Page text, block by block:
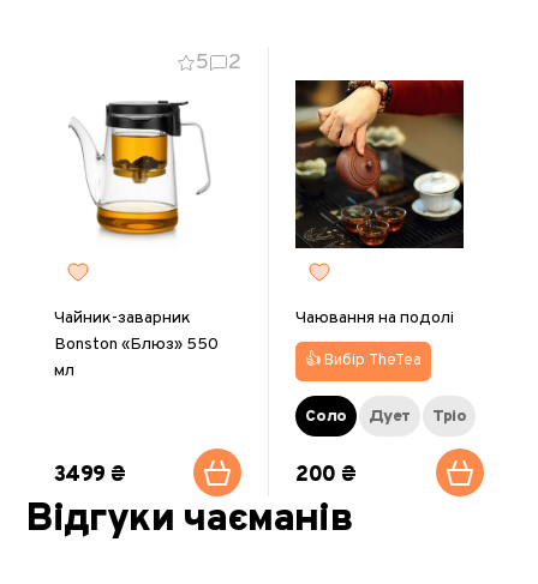
5 2
Чайник-заварник
Bonston «Блюз» 550
мл
3499 ₴
Чаювання на подолі
👍 Вибір TheTea
Соло Дует Тріо
200 ₴
Відгуки чаєманів